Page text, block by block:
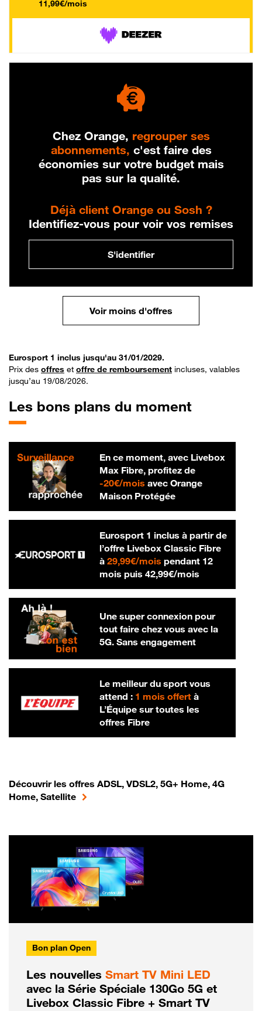
11,99€/mois
Chez Orange, regrouper ses
abonnements, c'est faire des
économies sur votre budget mais
pas sur la qualité.
Déjà client Orange ou Sosh ?
Identifiez-vous pour voir vos remises
S'identifier
Voir moins d'offres
Eurosport 1 inclus jusqu'au 31/01/2029.
Prix des offres et offre de remboursement incluses, valables
jusqu’au 19/08/2026.
Les bons plans du moment
En ce moment, avec Livebox
Max Fibre, profitez de
-20€/mois20 € par mois
avec Orange
Maison Protégée
Eurosport 1 inclus à partir de
l’offre Livebox Classic Fibre
à 29,99€/mois29,99 € par mois
pendant 12
mois puis 42,99€/mois42,99 € par
Une super connexion pour
tout faire chez vous avec la
5G. Sans engagement
Le meilleur du sport vous
attend : 1 mois offertà
L’Équipe sur toutes les
offres Fibre
Découvrir les offres ADSL, VDSL2, 5G+ Home, 4G
Home, Satellite
Bon plan Open
Les nouvelles Smart TV Mini LED
avec la Série Spéciale 130Go 5G et
Livebox Classic Fibre + Smart TV